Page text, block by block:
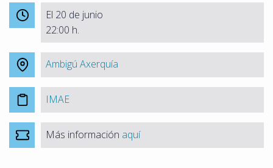
El 20 de junio
22:00 h.
Ambigú Axerquía
IMAE
Más información aquí